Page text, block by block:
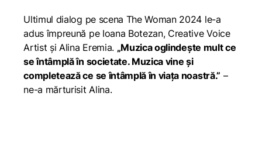
Ultimul dialog pe scena The Woman 2024 le-a
adus împreună pe Ioana Botezan, Creative Voice
Artist și Alina Eremia. „Muzica oglindeşte mult ce
se întâmplă în societate. Muzica vine şi
completează ce se întâmplă în viața noastră.” –
ne-a mărturisit Alina.